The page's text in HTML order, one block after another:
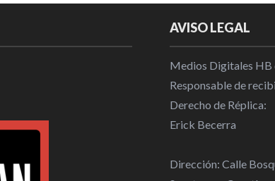
AVISO LEGAL
Medios Digitales HB
Responsable de
Derecho de Réplica:
Erick Becerra
Dirección: Calle